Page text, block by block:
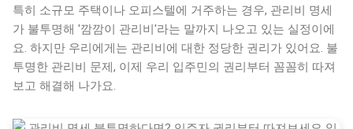
특히 소규모 주택이나 오피스텔에 거주하는 경우, 관리비 명세
가 불투명해 '깜깜이 관리비'라는 말까지 나오고 있는 실정이에
요. 하지만 우리에게는 관리비에 대한 정당한 권리가 있어요. 불
투명한 관리비 문제, 이제 우리 입주민의 권리부터 꼼꼼히 따져
보고 해결해 나가요.